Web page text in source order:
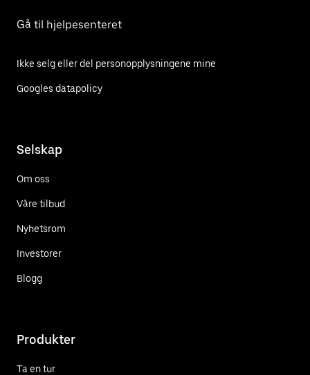
Gå til hjelpesenteret
Ikke selg eller del personopplysningene mine
Googles datapolicy
Selskap
Om oss
Våre tilbud
Nyhetsrom
Investorer
Blogg
Produkter
Ta en tur